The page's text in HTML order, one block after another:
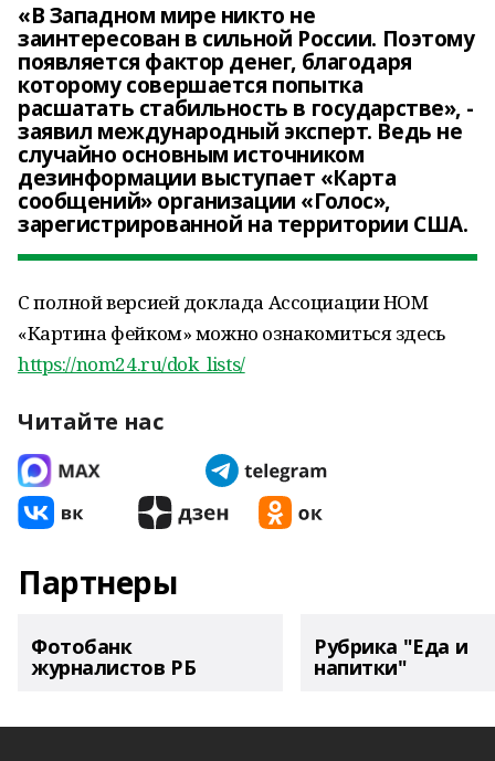
«В Западном мире никто не
заинтересован в сильной России. Поэтому
появляется фактор денег, благодаря
которому совершается попытка
расшатать стабильность в государстве», -
заявил международный эксперт. Ведь не
случайно основным источником
дезинформации выступает «Карта
сообщений» организации «Голос»,
зарегистрированной на территории США.
С полной версией доклада Ассоциации НОМ
«Картина фейком» можно ознакомиться здесь
https://nom24.ru/dok_lists/
Читайте нас
Партнеры
Фотобанк
журналистов РБ
Рубрика "Еда и
напитки"